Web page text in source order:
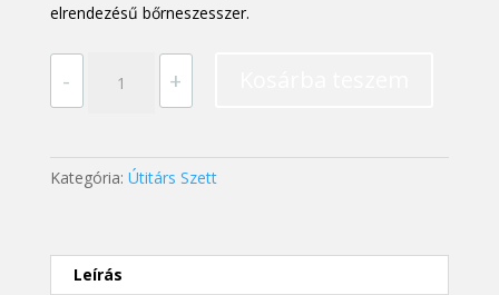
elrendezésű bőrneszesszer.
-
neszeszer
+
Kategória: Útitárs Szett
Leírás